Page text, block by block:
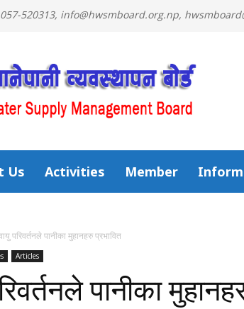
520313, info@hwsmboard.org.np,
Us Activities Member
परिवर्तनले पानीका मुहानहरु प्रभावित
Articles
पानीका